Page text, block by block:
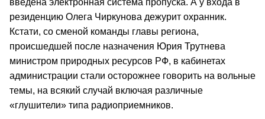
введена электронная система пропуска. А у входа в
резиденцию Олега Чиркунова дежурит охранник.
Кстати, со сменой команды главы региона,
происшедшей после назначения Юрия Трутнева
министром природных ресурсов РФ, в кабинетах
администрации стали осторожнее говорить на вольные
темы, на всякий случай включая различные
«глушители» типа радиоприемников.